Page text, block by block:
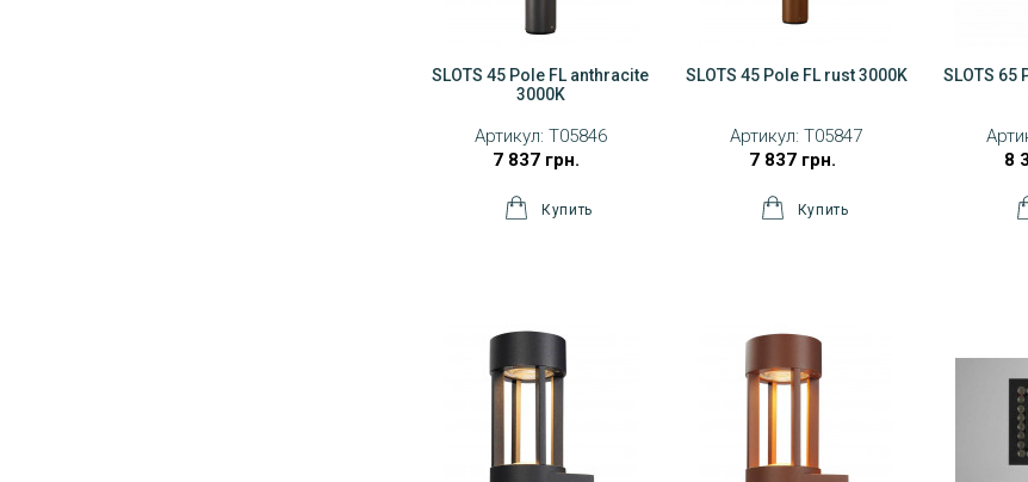
SLOTS 45 Pole FL anthracite
3000K
Артикул: T05846
7 837 грн.
SLOTS 45 Pole FL rust 3000K
Артикул:T05847
7 837 грн.
SLOTS 65
8